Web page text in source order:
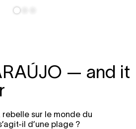
— and it
sur le monde du
il d’une plage ?